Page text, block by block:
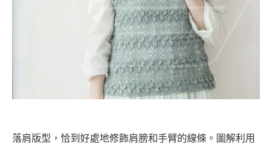
落肩版型，恰到好處地修飾肩膀和手臂的線條。圖解利用